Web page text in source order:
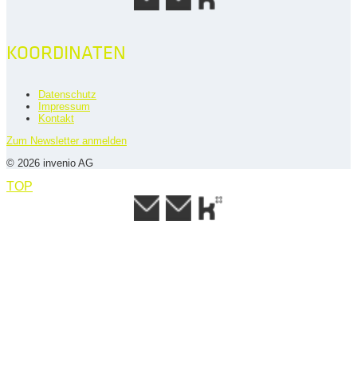
KOORDINATEN
Datenschutz
Impressum
Kontakt
Zum Newsletter anmelden
© 2026 invenio AG
TOP